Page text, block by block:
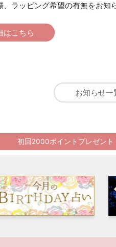
、ラッピング希望の有無をお知
はこちら
お知らせ一
初回2000ポイントプレゼント